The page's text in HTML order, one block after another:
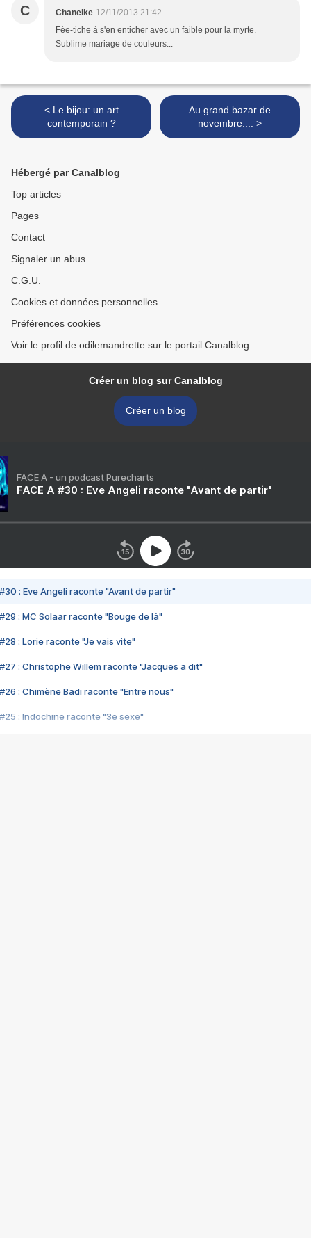
C Chanelke 12/11/2013 21:42
Fée-tiche à s'en enticher avec un faible pour la myrte.
Sublime mariage de couleurs...
< Le bijou: un art
contemporain ?
Au grand bazar de
novembre.... >
Hébergé par Canalblog
Top articles
Pages
Contact
Signaler un abus
C.G.U.
Cookies et données personnelles
Préférences cookies
Voir le profil de odilemandrette sur le portail Canalblog
Créer un blog sur Canalblog
Créer un blog
FACE A - un podcast Purecharts
FACE A #30 : Eve Angeli raconte "Avant de partir"
#30 : Eve Angeli raconte "Avant de partir"
#29 : MC Solaar raconte "Bouge de là"
#28 : Lorie raconte "Je vais vite"
#27 : Christophe Willem raconte "Jacques a dit"
#26 : Chimène Badi raconte "Entre nous"
#25 : Indochine raconte "3e sexe"